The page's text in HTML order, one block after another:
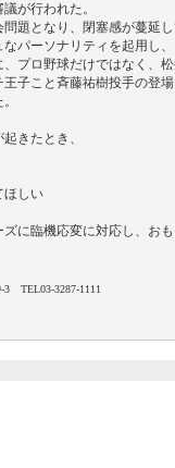
が行われた。
題となり、閉塞感が蔓延
パーソナリティを起用し
プロ野球だけではなく、
子こと斉藤祐樹投手の登
きたとき、
ほしい
に臨機応変に対応し、お
TEL03-3287-1111